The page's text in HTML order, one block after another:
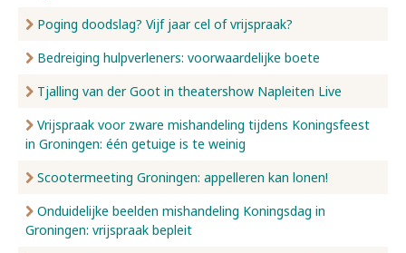
Poging doodslag? Vijf jaar cel of vrijspraak?
Bedreiging hulpverleners: voorwaardelijke boete
Tjalling van der Goot in theatershow Napleiten Live
Vrijspraak voor zware mishandeling tijdens Koningsfeest
in Groningen: één getuige is te weinig
Scootermeeting Groningen: appelleren kan lonen!
Onduidelijke beelden mishandeling Koningsdag in
Groningen: vrijspraak bepleit